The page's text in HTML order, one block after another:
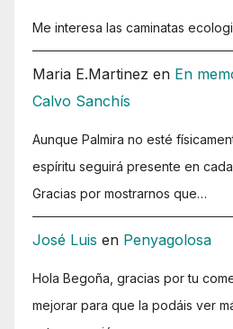
Me interesa las caminatas
Maria E.Martinez en En
Calvo Sanchís
Aunque Palmira no esté
espíritu seguirá presente en
Gracias por mostrarnos que…
José Luis en Penyagolosa
Hola Begoña, gracias por tu
mejorar para que la podáis ver